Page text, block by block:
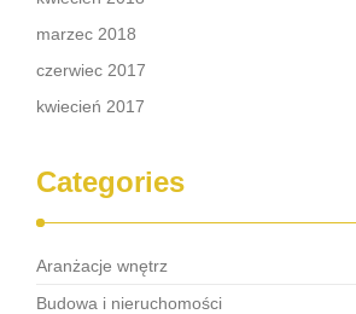
marzec 2018
czerwiec 2017
kwiecień 2017
Categories
Aranżacje wnętrz
Budowa i nieruchomości